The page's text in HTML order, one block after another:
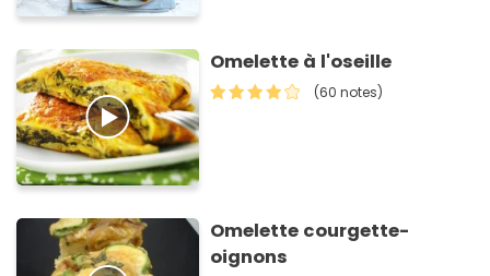
Omelette à l'oseille
(60 notes)
Omelette courgette-
oignons